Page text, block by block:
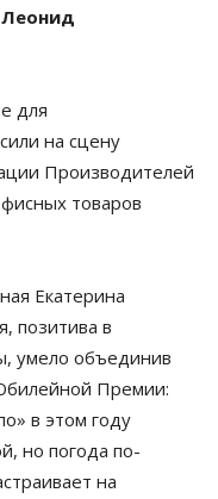
для
на сцену
Производителей
товаров
Екатерина
позитива в
умело объединив
Премии:
в этом году
но погода по-
на